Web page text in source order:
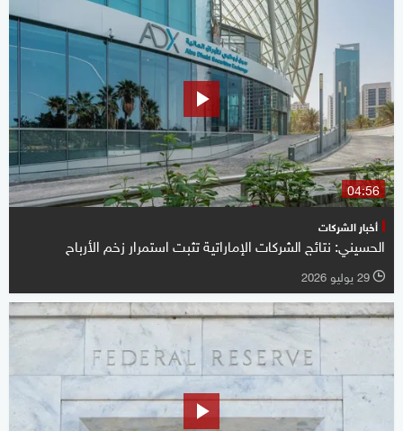
04:56
أخبار الشركات
الحسيني: نتائج الشركات الإماراتية تثبت استمرار زخم الأرباح
l 29 يوليو 2026